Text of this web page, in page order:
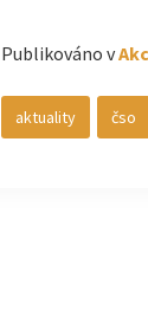
Publikováno v
aktuality čso